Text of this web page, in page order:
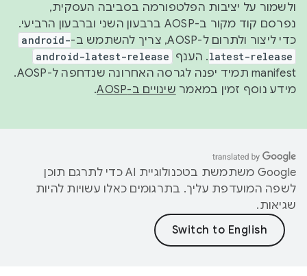
ולשמור על יציבות הפלטפורמה בסביבה העסקית,
נפרסם קוד מקור ב-AOSP ברבעון השני וברבעון הרביעי.
כדי ליצור ולתרום ל-AOSP, צריך להשתמש ב-
android-
latest-release. הענף android-latest-release
manifest תמיד יפנה לגרסה האחרונה שנדחפה ל-AOSP.
מידע נוסף זמין במאמר שינויים ב-AOSP .
‫Google משתמשת בטכנולוגיית AI כדי לתרגם תוכן
לשפה המועדפת עליך. בתרגומים כאלו עשויות להיות
שגיאות.